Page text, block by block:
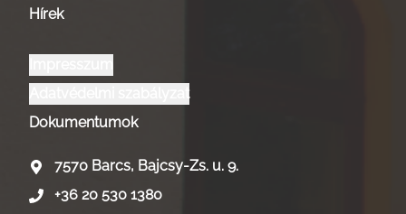
Hírek
Dokumentumok
7570 Barcs, Bajcsy-Zs. u. 9.
+36 20 530 1380